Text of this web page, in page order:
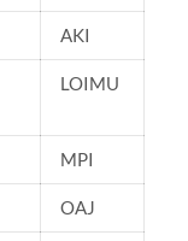
AKI
LOIMU
MPI
OAJ